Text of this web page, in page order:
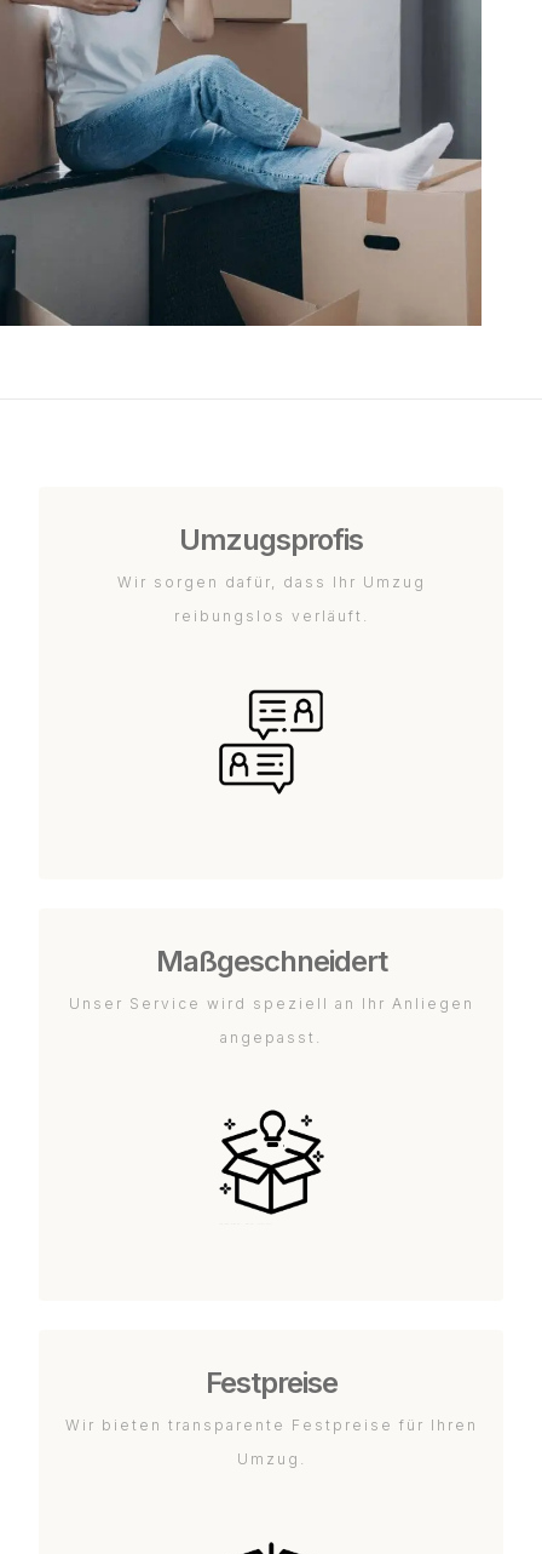
Umzugsprofis
Wir sorgen dafür, dass Ihr Umzug
reibungslos verläuft.
Maßgeschneidert
Unser Service wird speziell an Ihr Anliegen
angepasst.
Festpreise
Wir bieten transparente Festpreise für Ihren
Umzug.